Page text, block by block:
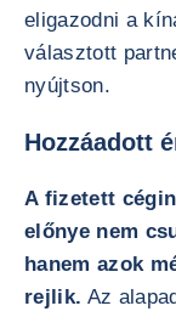
eligazodni a
választott
nyújtson.
Hozzáadott
A fizetett
előnye nem
hanem azok
rejlik. Az